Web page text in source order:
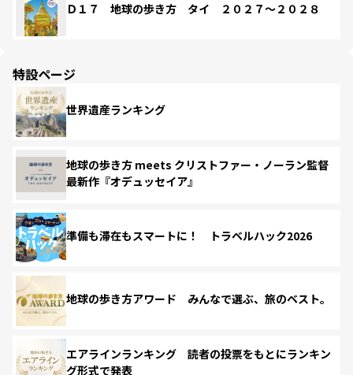
Ｄ１７ 地球の歩き方 タイ ２０２７～２０２８
特設ページ
世界遺産ランキング
地球の歩き方 meets クリストファー・ノーラン監督
最新作『オデュッセイア』
準備も滞在もスマートに！ トラベルハック2026
地球の歩き方アワード みんなで選ぶ、旅のベスト。
エアラインランキング 読者の投票をもとにランキン
グ形式で発表